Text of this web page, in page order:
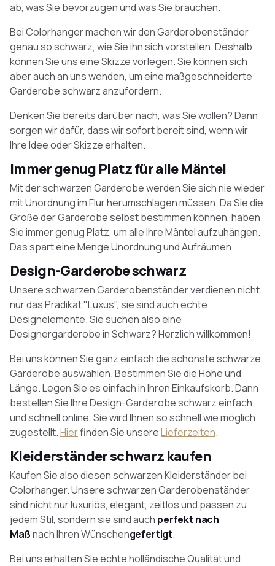
ab, was Sie bevorzugen und was Sie brauchen.
Bei Colorhanger machen wir den Garderobenständer
genau so schwarz, wie Sie ihn sich vorstellen. Deshalb
können Sie uns eine Skizze vorlegen. Sie können sich
aber auch an uns wenden, um eine maßgeschneiderte
Garderobe schwarz anzufordern.
Denken Sie bereits darüber nach, was Sie wollen? Dann
sorgen wir dafür, dass wir sofort bereit sind, wenn wir
Ihre Idee oder Skizze erhalten.
Immer genug Platz für alle Mäntel
Mit der schwarzen Garderobe werden Sie sich nie wieder
mit Unordnung im Flur herumschlagen müssen. Da Sie die
Größe der Garderobe selbst bestimmen können, haben
Sie immer genug Platz, um alle Ihre Mäntel aufzuhängen.
Das spart eine Menge Unordnung und Aufräumen.
Design-Garderobe schwarz
Unsere schwarzen Garderobenständer verdienen nicht
nur das Prädikat "Luxus", sie sind auch echte
Designelemente. Sie suchen also eine
Designergarderobe in Schwarz? Herzlich willkommen!
Bei uns können Sie ganz einfach die schönste schwarze
Garderobe auswählen. Bestimmen Sie die Höhe und
Länge. Legen Sie es einfach in Ihren Einkaufskorb. Dann
bestellen Sie Ihre Design-Garderobe schwarz einfach
und schnell online. Sie wird Ihnen so schnell wie möglich
zugestellt.Hierfinden Sie unsereLieferzeiten.
Kleiderständer schwarz kaufen
Kaufen Sie also diesen schwarzen Kleiderständer bei
Colorhanger. Unsere schwarzen Garderobenständer
sind nicht nur luxuriös, elegant, zeitlos und passen zu
jedem Stil, sondern sie sind auch perfekt nach
Maßnach Ihren Wünschengefertigt.
Bei uns erhalten Sie echte holländische Qualität und